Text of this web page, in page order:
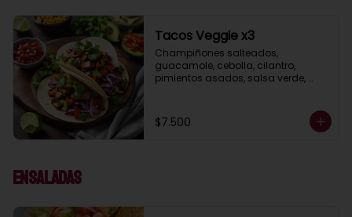
Tacos Veggie x3
Champiñones salteados,
guacamole, cebolla, cilantro,
pimientos asados, salsa verde,
$7.500
Ensaladas